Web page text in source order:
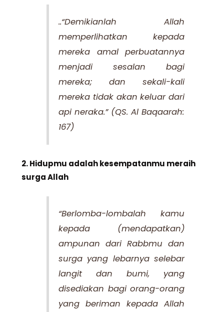
..“Demikianlah Allah
memperlihatkan kepada
mereka amal perbuatannya
menjadi sesalan bagi
mereka; dan sekali-kali
mereka tidak akan keluar dari
api neraka.”(QS. Al Baqaarah:
167)
2. Hidupmu adalah kesempatanmu meraih
surga Allah
“Berlomba-lombalah kamu
kepada (mendapatkan)
ampunan dari Rabbmu dan
surga yang lebarnya selebar
langit dan bumi, yang
disediakan bagi orang-orang
yang beriman kepada Allah